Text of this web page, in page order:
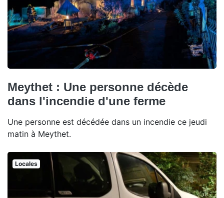
Meythet : Une personne décède
dans l'incendie d'une ferme
Une personne est décédée dans un incendie ce jeudi
matin à Meythet.
Locales